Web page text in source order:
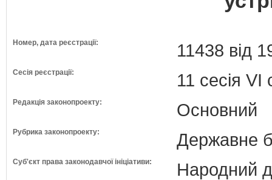
Номер, дата реєстрації: 11438 від
Сесія реєстрації: 11 сесія VI
Редакція законопроекту: Основний
Рубрика законопроекту: Державне
Суб'єкт права законодавчої ініціативи: Народний